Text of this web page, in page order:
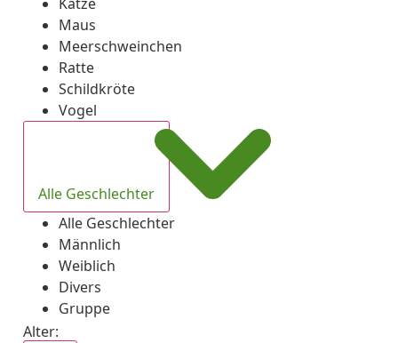
Maus
Meerschweinchen
Ratte
Schildkröte
Vogel
Alle Geschlechter
Alle Geschlechter
Männlich
Weiblich
Divers
Gruppe
Alter: